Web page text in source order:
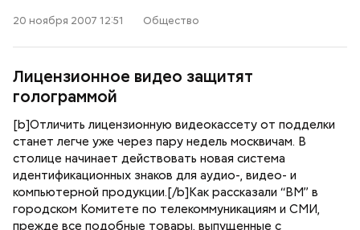
20 ноября 2007 12:51 Общество
Лицензионное видео защитят
голограммой
[b]Отличить лицензионную видеокассету от подделки
станет легче уже через пару недель москвичам. В
столице начинает действовать новая система
идентификационных знаков для аудио-, видео- и
компьютерной продукции.[/b]Как рассказали “ВМ” в
городском Комитете по телекоммуникациям и СМИ,
прежде все подобные товары, выпущенные с